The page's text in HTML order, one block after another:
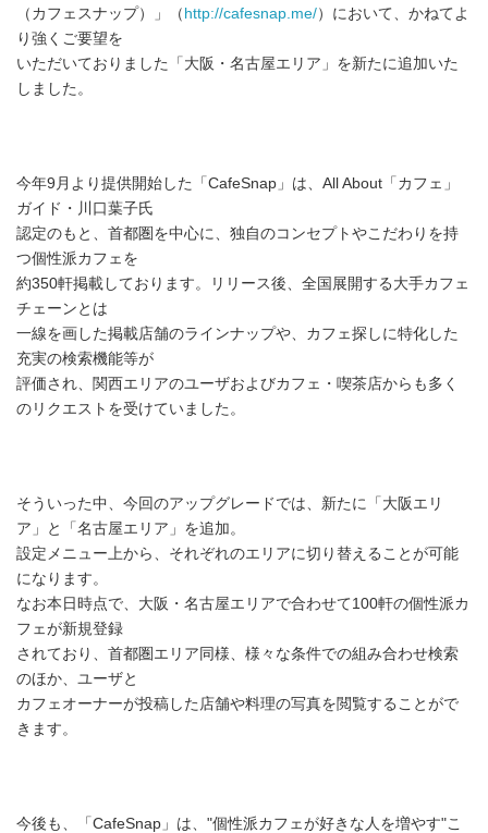
（カフェスナップ）」（ http://cafesnap.me/）において、かねてよ
り強くご要望を
いただいておりました「大阪・名古屋エリア」を新たに追加いた
しました。
今年9月より提供開始した「CafeSnap」は、All About「カフェ」
ガイド・川口葉子氏
認定のもと、首都圏を中心に、独自のコンセプトやこだわりを持
つ個性派カフェを
約350軒掲載しております。リリース後、全国展開する大手カフェ
チェーンとは
一線を画した掲載店舗のラインナップや、カフェ探しに特化した
充実の検索機能等が
評価され、関西エリアのユーザおよびカフェ・喫茶店からも多く
のリクエストを受けていました。
そういった中、今回のアップグレードでは、新たに「大阪エリ
ア」と「名古屋エリア」を追加。
設定メニュー上から、それぞれのエリアに切り替えることが可能
になります。
なお本日時点で、大阪・名古屋エリアで合わせて100軒の個性派カ
フェが新規登録
されており、首都圏エリア同様、様々な条件での組み合わせ検索
のほか、ユーザと
カフェオーナーが投稿した店舗や料理の写真を閲覧することがで
きます。
今後も、「CafeSnap」は、"個性派カフェが好きな人を増やす"こ